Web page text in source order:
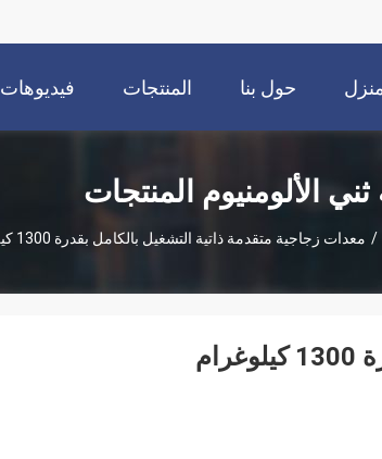
حول بنا المنتجات فيديوهات
ثني الألومنيوم المنتجات
/ معدات زجاجية متقدمة ذاتية التشغيل بالكامل بقدرة 1300 كيلوغرام